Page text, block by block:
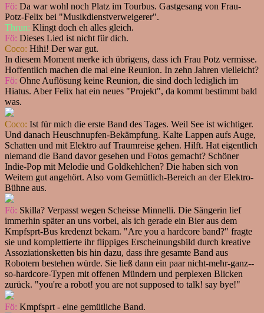
Fö: Da war wohl noch Platz im Tourbus. Gastgesang von Frau-
Potz-Felix bei "Musikdienstverweigerer".
Thrun: Klingt doch eh alles gleich.
Fö: Dieses Lied ist nicht für dich.
Coco: Hihi! Der war gut.
In diesem Moment merke ich übrigens, dass ich Frau Potz vermisse.
Hoffentlich machen die mal eine Reunion. In zehn Jahren vielleicht?
Fö: Ohne Auflösung keine Reunion, die sind doch lediglich im
Hiatus. Aber Felix hat ein neues "Projekt", da kommt bestimmt bald
was.
Coco: Ist für mich die erste Band des Tages. Weil See ist wichtiger.
Und danach Heuschnupfen-Bekämpfung. Kalte Lappen aufs Auge,
Schatten und mit Elektro auf Traumreise gehen. Hilft. Hat eigentlich
niemand die Band davor gesehen und Fotos gemacht? Schöner
Indie-Pop mit Melodie und Goldkehlchen? Die haben sich von
Weitem gut angehört. Also vom Gemütlich-Bereich an der Elektro-
Bühne aus.
Fö: Skilla? Verpasst wegen Scheisse Minnelli. Die Sängerin lief
immerhin später an uns vorbei, als ich gerade ein Bier aus dem
Kmpfsprt-Bus kredenzt bekam. "Are you a hardcore band?" fragte
sie und komplettierte ihr flippiges Erscheinungsbild durch kreative
Assoziationsketten bis hin dazu, dass ihre gesamte Band aus
Robotern bestehen würde. Sie ließ dann ein paar nicht-mehr-ganz-­
so-hardcore-Typen mit offenen Mündern und perplexen Blicken
zurück. "you're a robot! you are not supposed to talk! say bye!"
Fö: Kmpfsprt - eine gemütliche Band.